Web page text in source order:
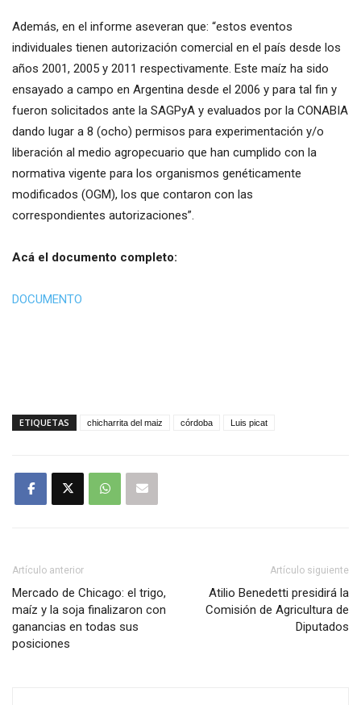
Además, en el informe aseveran que: “estos eventos
individuales tienen autorización comercial en el país desde los
años 2001, 2005 y 2011 respectivamente. Este maíz ha sido
ensayado a campo en Argentina desde el 2006 y para tal fin y
fueron solicitados ante la SAGPyA y evaluados por la CONABIA
dando lugar a 8 (ocho) permisos para experimentación y/o
liberación al medio agropecuario que han cumplido con la
normativa vigente para los organismos genéticamente
modificados (OGM), los que contaron con las
correspondientes autorizaciones”.
Acá el documento completo:
DOCUMENTO
ETIQUETAS chicharrita del maiz córdoba Luis picat
Artículo anterior
Mercado de Chicago: el trigo,
maíz y la soja finalizaron con
ganancias en todas sus
posiciones
Artículo siguiente
Atilio Benedetti presidirá la
Comisión de Agricultura de
Diputados